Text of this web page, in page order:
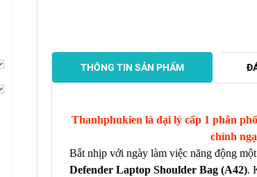
THÔNG TIN SẢN PHẨM
Thanhphukien là đại lý cấp 1 phân
chính
Bắt nhịp với ngày làm việc năng động
Defender Laptop Shoulder Bag (A42).